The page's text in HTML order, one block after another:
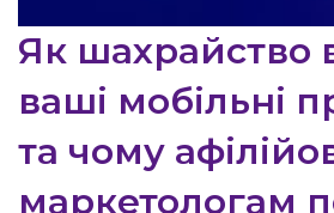
Як шахрайство
ваші мобільні
та чому
маркетологам